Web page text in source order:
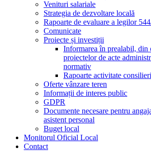
Venituri salariale
Strategia de dezvoltare locală
Rapoarte de evaluare a legilor
Comunicate
Proiecte și investiții
Informarea în prealabil, din
proiectelor de acte
normativ
Rapoarte activitate consilieri
Oferte vânzare teren
Informații de interes public
GDPR
Documente necesare pentru
asistent personal
Buget local
Monitorul Oficial Local
Contact